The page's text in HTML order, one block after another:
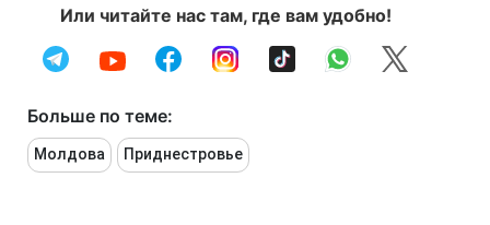
Или читайте нас там, где вам удобно!
Больше по теме:
Молдова Приднестровье